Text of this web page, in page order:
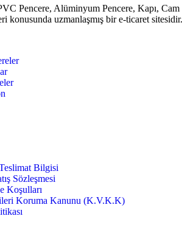
Pencere, Alüminyum Pencere, Kapı, Cam
konusunda uzmanlaşmış bir e-ticaret sitesidir.
Bilgisi
Sözleşmesi
Koşulları
Koruma Kanunu (K.V.K.K)